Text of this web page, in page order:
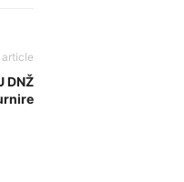
article
DNŽ